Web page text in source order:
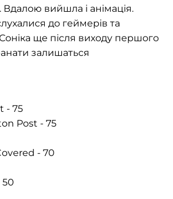
вийшла і анімація.
до геймерів та
ще після виходу першого
залишаться
- 75
Post - 75
- 70
50